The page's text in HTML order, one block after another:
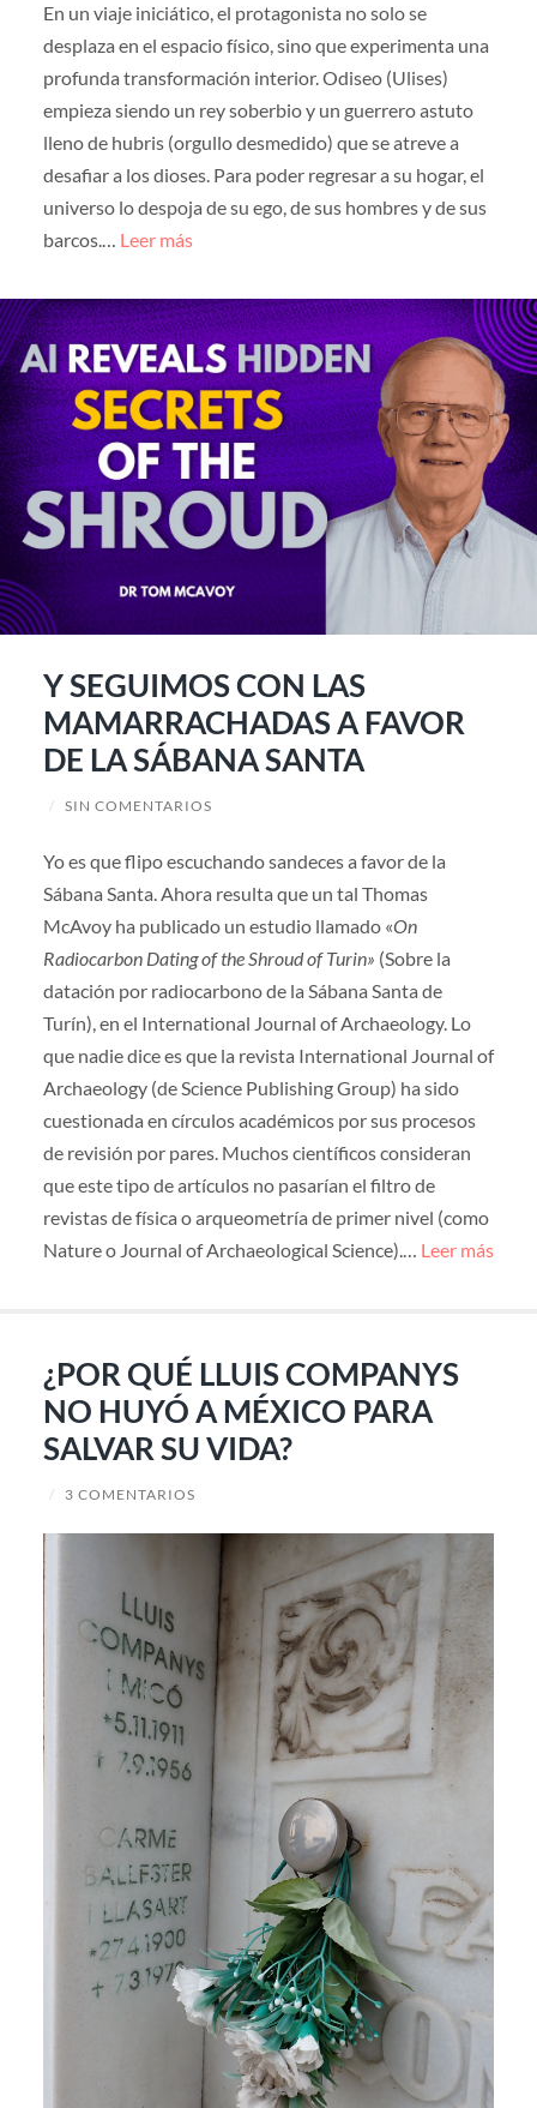
En un viaje iniciático, el protagonista no solo se
desplaza en el espacio físico, sino que experimenta una
profunda transformación interior. Odiseo (Ulises)
empieza siendo un rey soberbio y un guerrero astuto
lleno de hubris (orgullo desmedido) que se atreve a
desafiar a los dioses. Para poder regresar a su hogar, el
universo lo despoja de su ego, de sus hombres y de sus
barcos.… Leer más
Y SEGUIMOS CON LAS
MAMARRACHADAS A FAVOR
DE LA SÁBANA SANTA
/ SIN COMENTARIOS
Yo es que flipo escuchando sandeces a favor de la
Sábana Santa. Ahora resulta que un tal Thomas
McAvoy ha publicado un estudio llamado «On
Radiocarbon Dating of the Shroud of Turin» (Sobre la
datación por radiocarbono de la Sábana Santa de
Turín), en el International Journal of Archaeology. Lo
que nadie dice es que la revista International Journal of
Archaeology (de Science Publishing Group) ha sido
cuestionada en círculos académicos por sus procesos
de revisión por pares. Muchos científicos consideran
que este tipo de artículos no pasarían el filtro de
revistas de física o arqueometría de primer nivel (como
Nature o Journal of Archaeological Science).… Leer más
¿POR QUÉ LLUIS COMPANYS
NO HUYÓ A MÉXICO PARA
SALVAR SU VIDA?
/ 3 COMENTARIOS